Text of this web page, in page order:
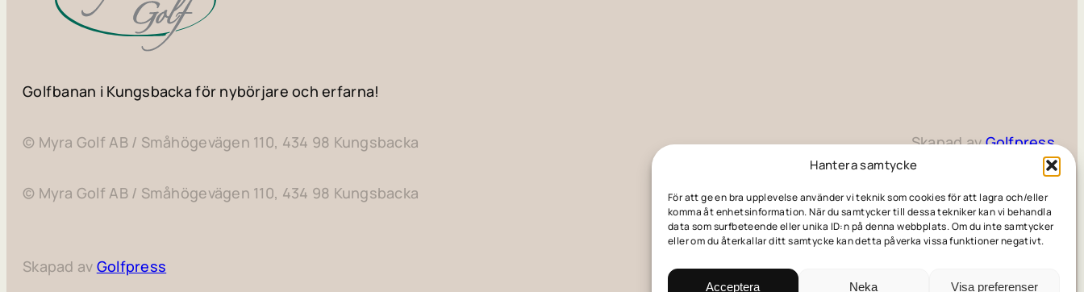
Hantera samtycke
För att ge en bra upplevelse använder vi teknik som cookies för att lagra och/eller
komma åt enhetsinformation. När du samtycker till dessa tekniker kan vi behandla
data som surfbeteende eller unika ID:n på denna webbplats. Om du inte samtycker
eller om du återkallar ditt samtycke kan detta påverka vissa funktioner negativt.
Acceptera Neka Visa preferenser
Golfbanan i Kungsbacka för nybörjare och erfarna!
© Myra Golf AB / Småhögevägen 110, 434 98 Kungsbacka Skapad avGolfpress
© Myra Golf AB / Småhögevägen 110, 434 98 Kungsbacka
Skapad av Golfpress